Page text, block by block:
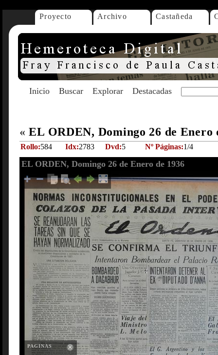
Proyecto Archivo Castañeda
Inicio Buscar Explorar Destacadas
« EL ORDEN, Domingo 26 de Enero
Rollo:584 Idx:2783 Dvd:5 Nº Páginas:1/4
EL ORDEN, Domingo 26 de Enero de 1936
PAGINAS